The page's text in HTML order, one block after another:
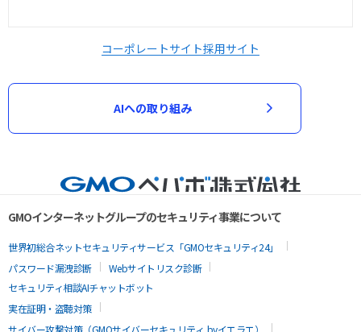
コーポレートサイト採用サイト
AIへの取り組み
GMOインターネットグループのセキュリティ事業について
世界初総合ネットセキュリティサービス「GMOセキュリティ24」
パスワード漏洩診断
Webサイトリスク診断
セキュリティ相談AIチャットボット
実在証明・盗聴対策
サイバー攻撃対策（GMOサイバーセキュリティ byイエラエ）